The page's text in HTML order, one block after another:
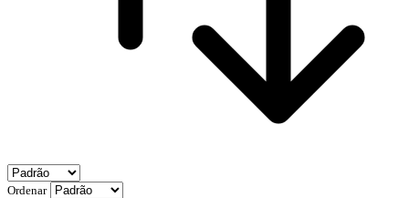
Ordenar